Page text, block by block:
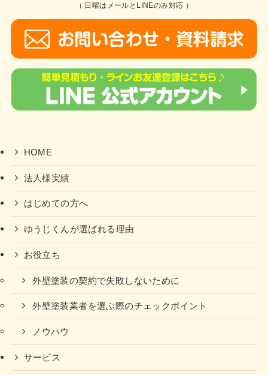
（ 日曜はメールとLINEのみ対応 ）
HOME
法人様実績
はじめての方へ
ゆうじくんが選ばれる理由
お役立ち
外壁塗装の契約で失敗しないために
外壁塗装業者を選ぶ際のチェックポイント
ノウハウ
サービス